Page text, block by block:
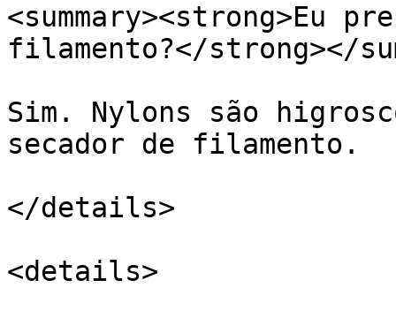
<summary><strong>Eu
filamento?</strong></
Sim. Nylons são
secador de filamento.
</details>
<details>